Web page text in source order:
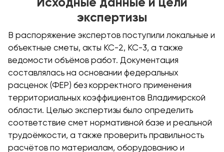
экспертизы
В распоряжение экспертов поступили локальные и
объектные сметы, акты КС-2, КС-3, а также
ведомости объёмов работ. Документация
составлялась на основании федеральных
расценок (ФЕР) без корректного применения
территориальных коэффициентов Владимирской
области. Целью экспертизы было определить
соответствие смет нормативной базе и реальной
трудоёмкости, а также проверить правильность
расчётов по материалам, оборудованию и